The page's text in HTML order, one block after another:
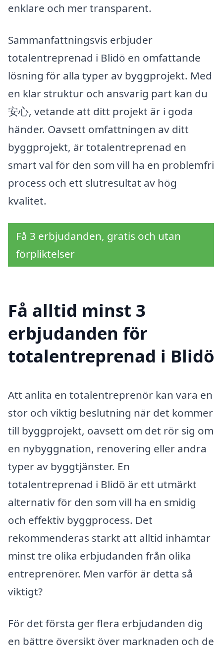
enklare och mer transparent.
Sammanfattningsvis erbjuder
totalentreprenad i Blidö en omfattande
lösning för alla typer av byggprojekt. Med
en klar struktur och ansvarig part kan du
安心, vetande att ditt projekt är i goda
händer. Oavsett omfattningen av ditt
byggprojekt, är totalentreprenad en
smart val för den som vill ha en problemfri
process och ett slutresultat av hög
kvalitet.
Få 3 erbjudanden, gratis och utan
förpliktelser
Få alltid minst 3
erbjudanden för
totalentreprenad i Blidö
Att anlita en totalentreprenör kan vara en
stor och viktig beslutning när det kommer
till byggprojekt, oavsett om det rör sig om
en nybyggnation, renovering eller andra
typer av byggtjänster. En
totalentreprenad i Blidö är ett utmärkt
alternativ för den som vill ha en smidig
och effektiv byggprocess. Det
rekommenderas starkt att alltid inhämtar
minst tre olika erbjudanden från olika
entreprenörer. Men varför är detta så
viktigt?
För det första ger flera erbjudanden dig
en bättre översikt över marknaden och de